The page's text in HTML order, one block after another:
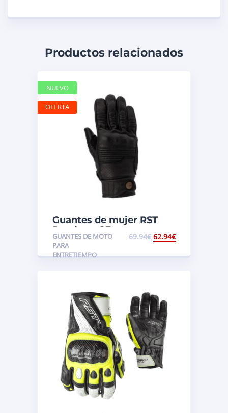
Productos relacionados
Guantes de mujer RST
Roadster CE
GUANTES DE MOTO
PARA
ENTRETIEMPO
69.94€ 62.94€
NUEVO
OFERTA